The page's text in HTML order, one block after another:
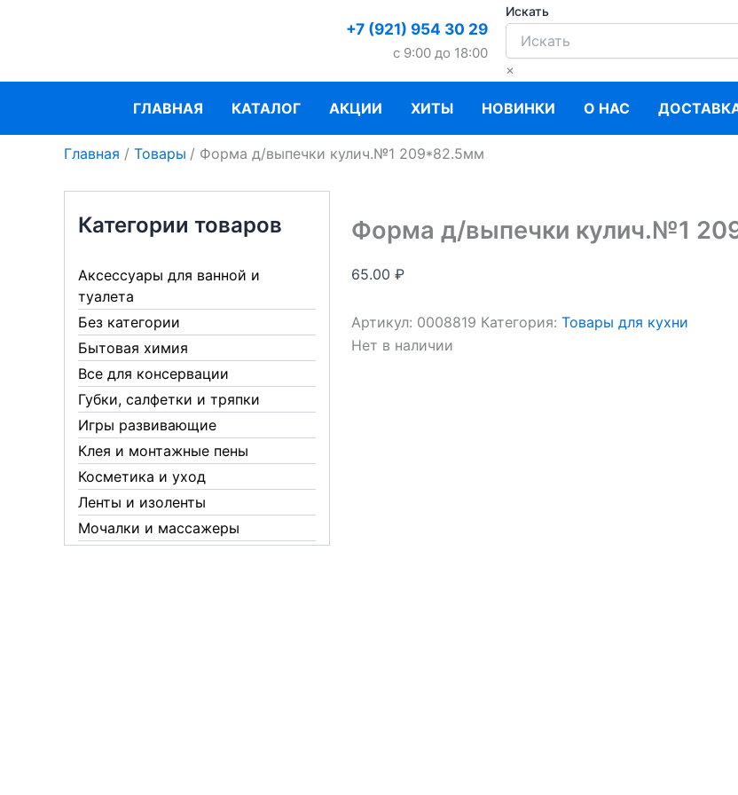
+7 (921) 954 30 29
c 9:00 до 18:00
Искать
×
ГЛАВНАЯ КАТАЛОГ АКЦИИ ХИТЫ НОВИНКИ О НАС
Главная Товары Форма д/выпечки кулич.№1 209*82.5мм
Категории товаров
Аксессуары для ванной и
туалета
Без категории
Бытовая химия
Все для консервации
Губки, салфетки и тряпки
Игры развивающие
Клея и монтажные пены
Косметика и уход
Ленты и изоленты
Мочалки и массажеры
Форма д/выпечки кулич.№1
65.00 ₽
Артикул: 0008819 Категория: Товары для кухни
Нет в наличии